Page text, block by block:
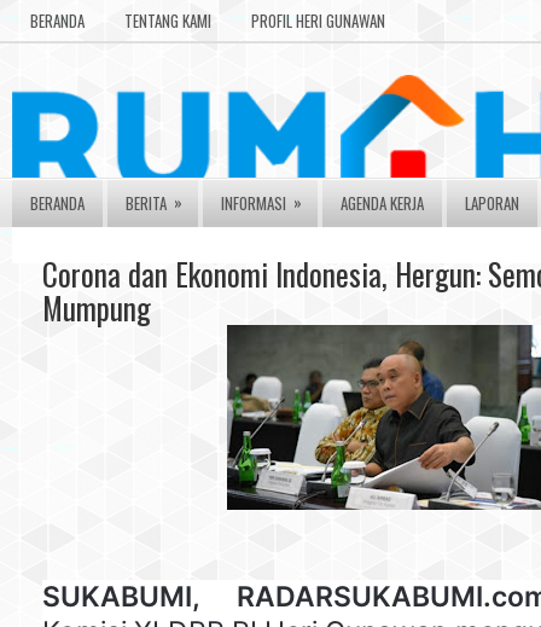
BERANDA TENTANG KAMI PROFIL HERI GUNAWAN
BERANDA BERITA » INFORMASI » AGENDA KERJA LAPORAN
Corona dan Ekonomi Indonesia, Hergun:
Mumpung
SUKABUMI,